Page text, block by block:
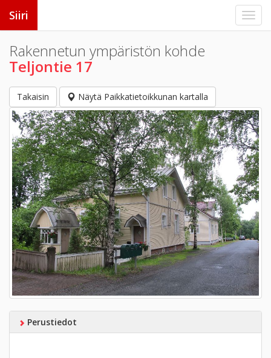
Siiri
Rakennetun ympäristön kohde
Teljontie 17
Takaisin Näytä Paikkatietoikkunan kartalla
Perustiedot